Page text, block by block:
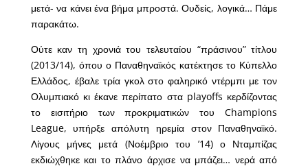
μετά- να κάνει ένα βήμα μπροστά. Ουδείς, λογικά… Πάμε
παρακάτω.
Ούτε καν τη χρονιά του τελευταίου “πράσινου” τίτλου
(2013/14), όπου ο Παναθηναϊκός κατέκτησε το Κύπελλο
Ελλάδος, έβαλε τρία γκολ στο φαληρικό ντέρμπι με τον
Ολυμπιακό κι έκανε περίπατο στα playoffs κερδίζοντας
το εισιτήριο των προκριματικών του Champions
League, υπήρξε απόλυτη ηρεμία στον Παναθηναϊκό.
Λίγους μήνες μετά (Νοέμβριο του ’14) ο Νταμπίζας
εκδιώχθηκε και το πλάνο άρχισε να μπάζει… νερά από